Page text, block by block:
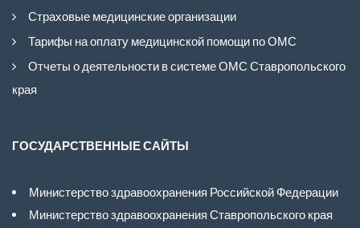
Страховые медицинские организации
Тарифы на оплату медицинской помощи по ОМС
Отчеты о деятельности в системе ОМС Ставропольского
края
ГОСУДАРСТВЕННЫЕ САЙТЫ
Министерство здравоохранения Российской Федерации
Министерство здравоохранения Ставропольского края